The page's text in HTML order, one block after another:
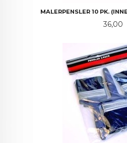
MALERPENSLER 10 PK.
Pris
36,00